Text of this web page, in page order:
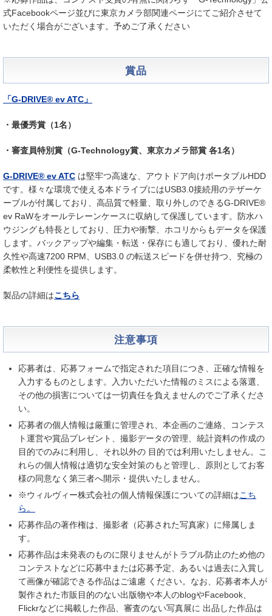
式Facebookページ並びに東京カメラ部関連ページにてご紹介させて
いただく場合がございます。予めご了承ください
賞品
「G-DRIVE® ev ATC」
・最優秀賞（1名）
・審査員特別賞（G-Technology賞、東京カメラ部賞 各1名）
G-DRIVE® ev ATC は堅牢つ高速な、アウトドア向けポータブルHDD
です。様々な環境で使える本ドライブにはUSB3.0接続用のテザーケ
ーブルが付属しており、高品質で軽量、取り外しのできるG-DRIVE®
ev RaWをオールテレーンケースに収納して保護しています。防水ハ
ウジングも特長としており、圧力や衝撃、ホコリからもデータを保護
します。バックアップや編集・転送・保存にも適しており、優れた耐
久性や高速7200 RPM、USB3.0 の転送スピードを併せ持つ、究極の
柔軟性と利便性を提供します。
製品の詳細はこちら
注意事項
応募者は、応募フォームで指定された項目につき、正確な情報を
入力するものとします。入力いただいた情報のミスによる落選、
その他の損害については一切責任を負えませんのでご了承くださ
い。
応募者の個人情報は厳重に管理され、本企画のご連絡、コンテス
ト運営や賞品プレゼント、撮影データの管理、統計資料の作成の
目的でのみに利用し、それ以外の 目的では利用いたしません。こ
れらの個人情報は適切な安全対策のもと管理し、原則としてお客
様の同意なく第三者へ開示・提供いたしません。
※ウィルヴィー株式会社の個人情報保護についての詳細はこち
ら。
応募作品の著作権は、撮影者（応募された写真家）に帰属しま
す。
応募作品は未発表のものに限りませんがトラブル防止のため他の
コンテストなどに応募中または応募予定、あるいは過去に入賞し
て画像が確認できる作品はご遠慮 ください。なお、応募者本人が
製作された市販目的のない出版物や本人のblogやFacebook、
Flickrなどに掲載した作品、審査のない写真展に 出品した作品は